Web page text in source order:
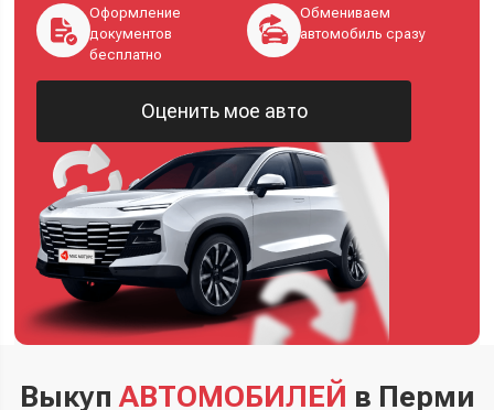
Оформление
документов
бесплатно
Обмениваем
автомобиль сразу
Оценить мое авто
Выкуп АВТОМОБИЛЕЙ в Перми